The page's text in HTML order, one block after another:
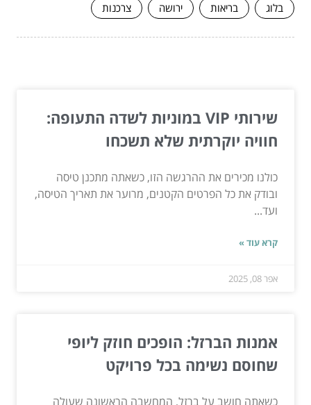
בלוג בריאות ירושה צרכנות
שירותי VIP במוניות לשדה התעופה:
חוויה יוקרתית שלא תשכחו
כולנו מכירים את ההרגשה הזו, כשאתה מתכנן טיסה
ובודק את כל הפרטים הקטנים, מרוער את תאריך הטיסה,
ועד...
קרא עוד »
אפר 08, 2025
אמנות הברזל: הופכים חוזק ליופי
שחוסם נשימה בכל פרויקט
כשאתה חושב על ברזל, המחשבה הראשונה שעולה